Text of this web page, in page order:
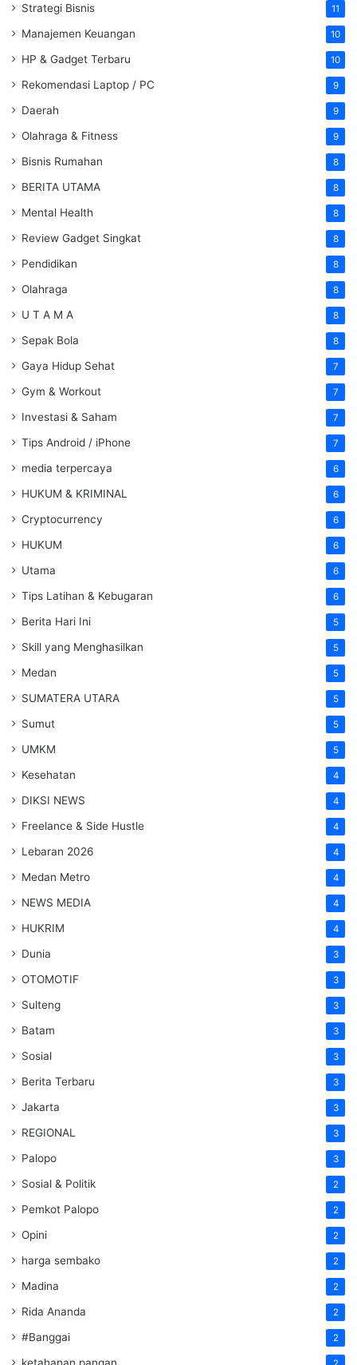
Strategi Bisnis 11
Manajemen Keuangan 10
HP & Gadget Terbaru 10
Rekomendasi Laptop / PC 9
Daerah 9
Olahraga & Fitness 9
Bisnis Rumahan 8
BERITA UTAMA 8
Mental Health 8
Review Gadget Singkat 8
Pendidikan 8
Olahraga 8
U T A M A 8
Sepak Bola 8
Gaya Hidup Sehat 7
Gym & Workout 7
Investasi & Saham 7
Tips Android / iPhone 7
media terpercaya 6
HUKUM & KRIMINAL 6
Cryptocurrency 6
HUKUM 6
Utama 6
Tips Latihan & Kebugaran 6
Berita Hari Ini 5
Skill yang Menghasilkan 5
Medan 5
SUMATERA UTARA 5
Sumut 5
UMKM 5
Kesehatan 4
DIKSI NEWS 4
Freelance & Side Hustle 4
Lebaran 2026 4
Medan Metro 4
NEWS MEDIA 4
HUKRIM 4
Dunia 3
OTOMOTIF 3
Sulteng 3
Batam 3
Sosial 3
Berita Terbaru 3
Jakarta 3
REGIONAL 3
Palopo 3
Sosial & Politik 2
Pemkot Palopo 2
Opini 2
harga sembako 2
Madina 2
Rida Ananda 2
#Banggai 2